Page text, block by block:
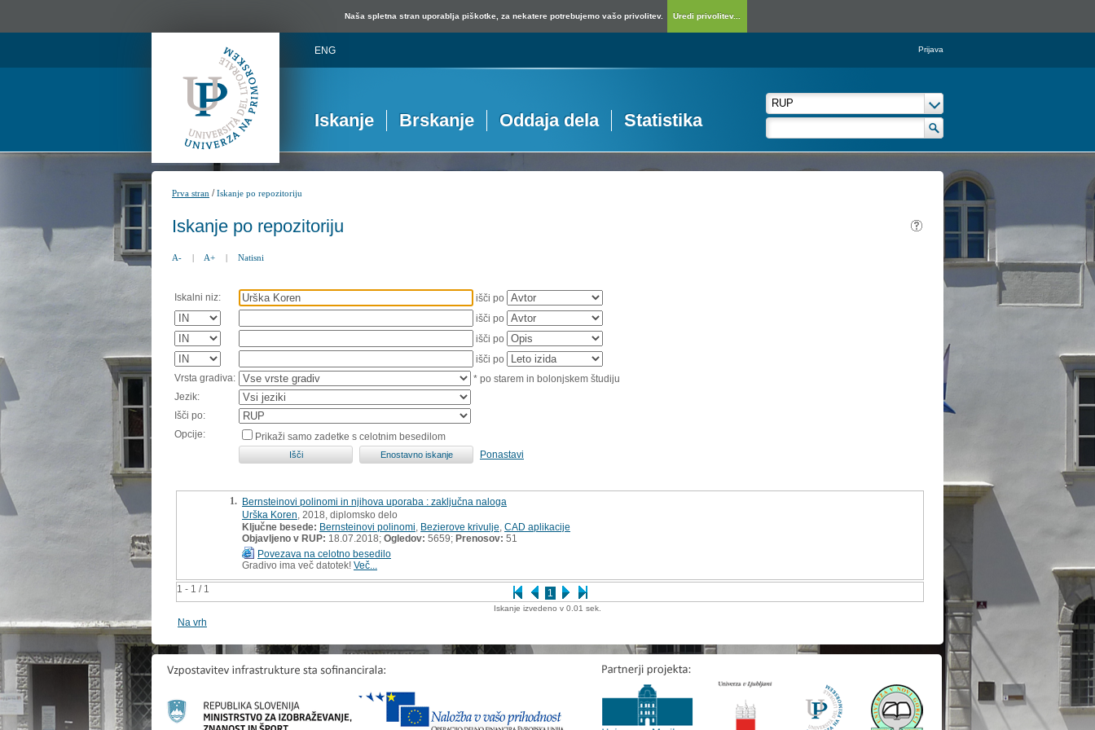
Naša spletna stran uporablja piškotke, za nekatere potrebujemo vašo privolitev. Uredi privolitev...
ENG Prijava
Iskanje Brskanje Oddaja dela Statistika
Prva stran /Iskanje po repozitoriju
Iskanje po repozitoriju
A- | A+ | Natisni
Iskalni niz:
išči po
išči po
išči po
išči po
Vrsta gradiva:
* po starem in bolonjskem študiju
Jezik:
Išči po:
Opcije:
Prikaži samo zadetke s celotnim besedilom
Ponastavi
1 - 1 / 1 1
1. Bernsteinovi polinomi in njihova uporaba : zaključna naloga
Urška Koren , 2018, diplomsko delo
Ključne besede: Bernsteinovi polinomi Bezierove krivulje CAD aplikacije
Objavljeno v RUP: 18.07.2018; Ogledov: 5659; Prenosov: 51
Povezava na celotno besedilo
Gradivo ima več datotek! Več...
Iskanje izvedeno v 0.01 sek.
Na vrh